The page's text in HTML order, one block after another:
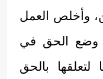
وأخلص العمل
وضع الحق في
بالحق